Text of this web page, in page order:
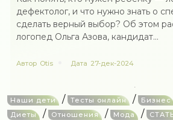
дефектолог, и что нужно знать о
сделать верный выбор? Об этом
логопед Ольга Азова, кандидат...
Автор Otis Дата 27-дек-2024
Наши дети / Тесты онлайн / Бизнес
Диеты / Отношения / Мода /